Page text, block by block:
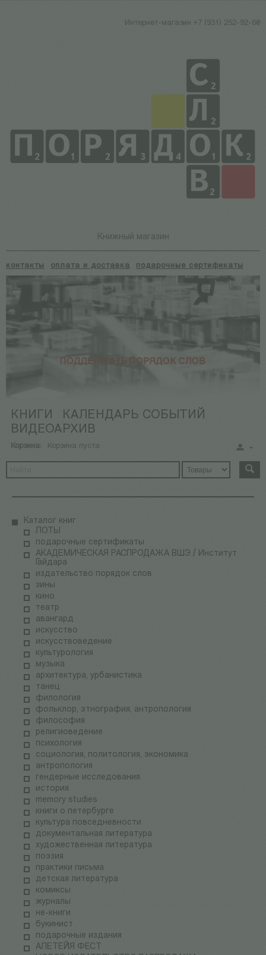
Интернет-магазин +7 (931) 252-92-60
Книжный магазин
контакты оплата и доставка подарочные сертификаты
КНИГИ
КАЛЕНДАРЬ СОБЫТИЙ
ВИДЕОАРХИВ
Корзина: Корзина пуста
Каталог книг
ЛОТЫ
подарочные сертификаты
АКАДЕМИЧЕСКАЯ РАСПРОДАЖА ВШЭ / Институт
Гайдара
издательство порядок слов
зины
кино
театр
авангард
искусство
искусствоведение
культурология
музыка
архитектура, урбанистика
танец
филология
фольклор, этнография, антропология
философия
религиоведение
психология
социология, политология, экономика
антропология
гендерные исследования
история
memory studies
книги о петербурге
культура повседневности
документальная литература
художественная литература
поэзия
практики письма
детская литература
комиксы
журналы
не-книги
букинист
подарочные издания
АЛЕТЕЙЯ ФЕСТ